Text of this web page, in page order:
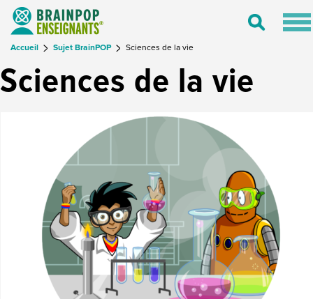
Toggle
Accueil Sujet BrainPOP Sciences de la vie
Sciences de la vie